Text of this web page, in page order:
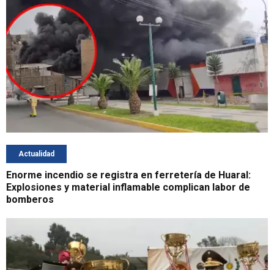
Actualidad
Enorme incendio se registra en ferretería de Huaral:
Explosiones y material inflamable complican labor de
bomberos